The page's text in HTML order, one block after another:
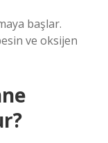
başlar.
ve oksijen